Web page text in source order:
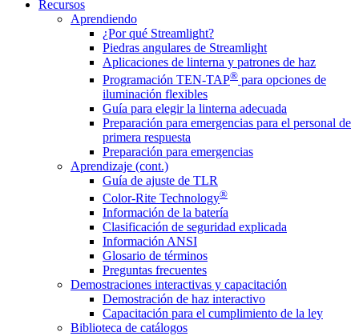
Recursos
Aprendiendo
¿Por qué Streamlight?
Piedras angulares de Streamlight
Aplicaciones de linterna y patrones de haz
Programación TEN-TAP® para opciones de
iluminación flexibles
Guía para elegir la linterna adecuada
Preparación para emergencias para el personal de
primera respuesta
Preparación para emergencias
Aprendizaje (cont.)
Guía de ajuste de TLR
Color-Rite Technology®
Información de la batería
Clasificación de seguridad explicada
Información ANSI
Glosario de términos
Preguntas frecuentes
Demostraciones interactivas y capacitación
Demostración de haz interactivo
Capacitación para el cumplimiento de la ley
Biblioteca de catálogos